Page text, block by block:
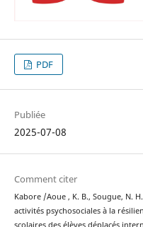
PDF
Publiée
2025-07-08
Comment citer
Kabore /Aoue , K. B., Sougue, N.
activités psychosociales à la